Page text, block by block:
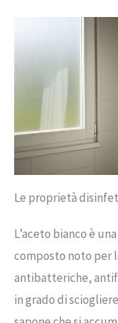
Le proprietà
L’aceto bianco è
composto noto per
antibatteriche,
in grado di